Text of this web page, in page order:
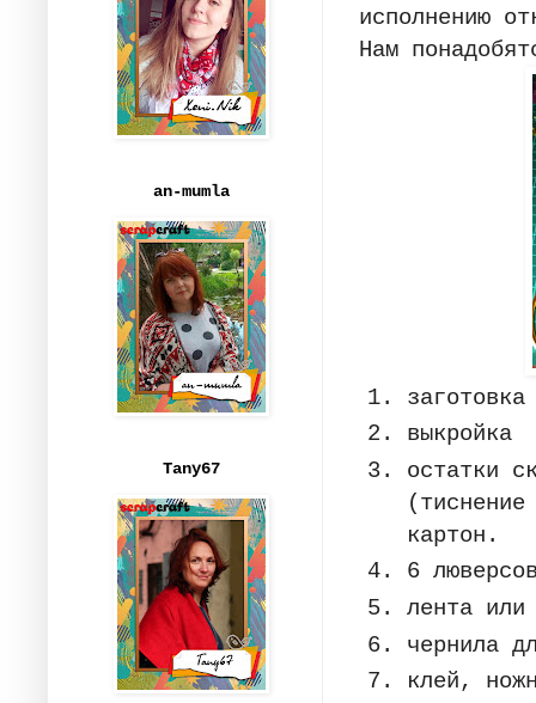
исполнению
Нам
выкройка
остатки
картон.
6
лента или
чернила
клей,
an-mumla
Tany67